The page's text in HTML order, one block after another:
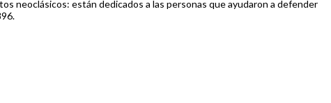
neoclásicos: están dedicados a las personas que ayudaron a defender